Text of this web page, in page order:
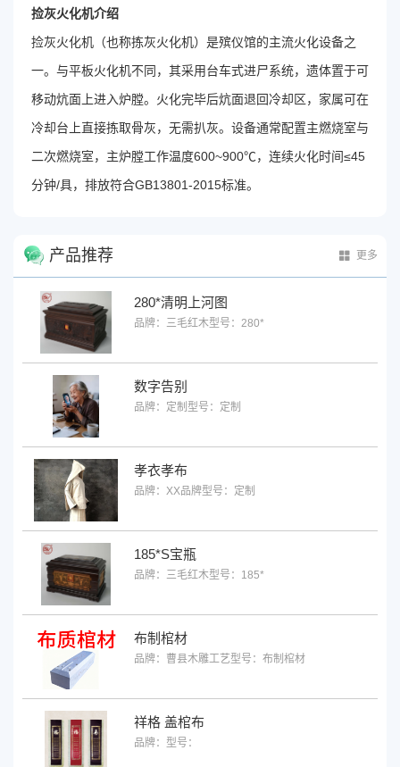
捡灰火化机介绍
捡灰火化机（也称拣灰火化机）是殡仪馆的主流火化设备之
一。与平板火化机不同，其采用台车式进尸系统，遗体置于可
移动炕面上进入炉膛。火化完毕后炕面退回冷却区，家属可在
冷却台上直接拣取骨灰，无需扒灰。设备通常配置主燃烧室与
二次燃烧室，主炉膛工作温度600~900℃，连续火化时间≤45
分钟/具，排放符合GB13801-2015标准。
产品推荐 更多
280*清明上河图
品牌：三毛红木型号：280*
数字告别
品牌：定制 型号：定制
孝衣孝布
品牌：XX品牌型号：定制
185*S宝瓶
品牌：三毛红木型号：185*
布制棺材
品牌：曹县木雕工艺型号：布制棺材
祥格 盖棺布
品牌： 型号：